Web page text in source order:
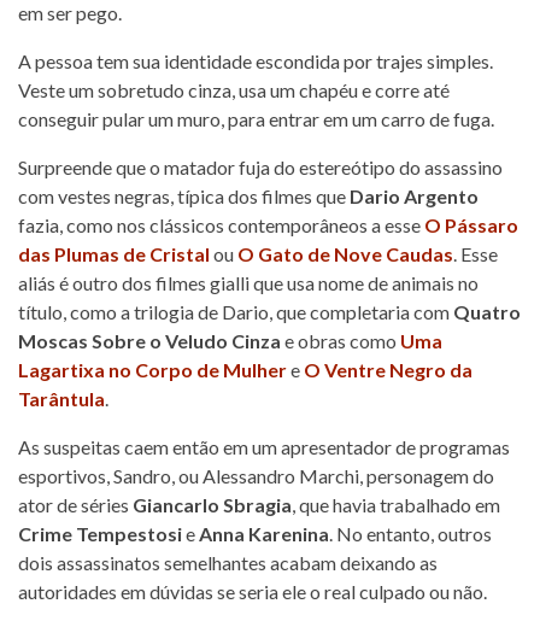
em ser pego.
A pessoa tem sua identidade escondida por trajes simples.
Veste um sobretudo cinza, usa um chapéu e corre até
conseguir pular um muro, para entrar em um carro de fuga.
Surpreende que o matador fuja do estereótipo do assassino
com vestes negras, típica dos filmes que Dario Argento
fazia, como nos clássicos contemporâneos a esse O Pássaro
das Plumas de Cristal ou O Gato de Nove Caudas. Esse
aliás é outro dos filmes gialli que usa nome de animais no
título, como a trilogia de Dario, que completaria com Quatro
Moscas Sobre o Veludo Cinza e obras como Uma
Lagartixa no Corpo de Mulhere O Ventre Negro da
Tarântula.
As suspeitas caem então em um apresentador de programas
esportivos, Sandro, ou Alessandro Marchi, personagem do
ator de séries Giancarlo Sbragia, que havia trabalhado em
Crime TempestosieAnna Karenina. No entanto, outros
dois assassinatos semelhantes acabam deixando as
autoridades em dúvidas se seria ele o real culpado ou não.